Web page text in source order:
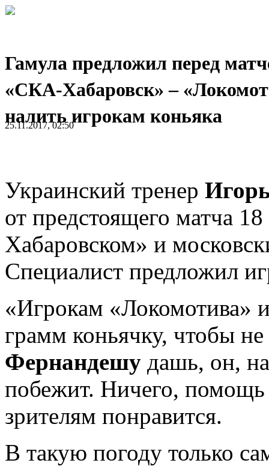
Гамула предложил перед
«СКА-Хабаровск» –
налить игрокам коньяка
25.11.2017, 02:50
Украинский тренер
от предстоящего матча
Хабаровском» и
Специалист предложил
«Игрокам «Локомотива»
грамм коньячку, чтобы
Фернандешу дашь, он,
побежит. Ничего, помощь
зрителям понравится.
В такую погоду только